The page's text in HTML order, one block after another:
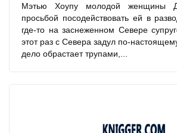
Мэтью Хоупу молодой женщины
просьбой посодействовать ей в
где-то на заснеженном Севере
этот раз с Севера задул по-
дело обрастает трупами,...